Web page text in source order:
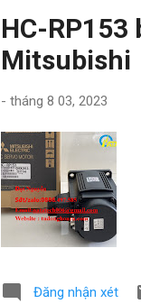
HC-
Mitsubishi
- tháng 8 03, 2023
Đăng nhận xét